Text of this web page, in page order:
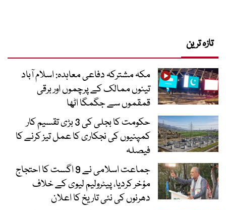
تازہ ترین
مکہ مشترکہ دفاعی معاہدہ: اسلام آباد
تینوں ممالک کے پرچموں اور برقی
قمقموں سے جگمگا اٹھا
حکومت کا بجلی کی 3 بڑی تقسیم کار
کمپنیوں کی نجکاری کا عمل تیز کرنے کا
فیصلہ
جماعت اسلامی نے 9 اگست کا احتجاج
مؤخر کردیا، پیٹرولیم لیوی کے خلاف
دھرنوں کی نئی تاریخ کا اعلان